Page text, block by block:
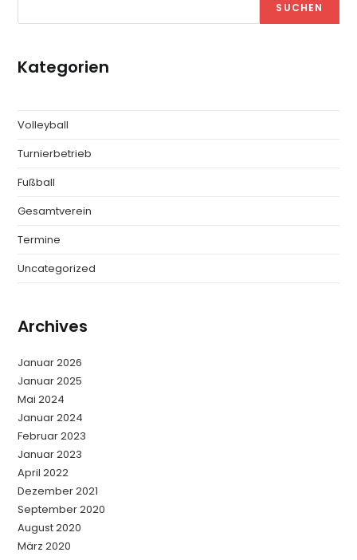
SUCHEN
Kategorien
Volleyball
Turnierbetrieb
Fußball
Gesamtverein
Termine
Uncategorized
Archives
Januar 2026
Januar 2025
Mai 2024
Januar 2024
Februar 2023
Januar 2023
April 2022
Dezember 2021
September 2020
August 2020
März 2020